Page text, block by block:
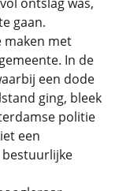
gaan.
maken met
In de
een dode
ging, bleek
politie
een